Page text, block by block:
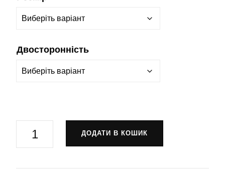
Двосторонність
штандарт
ша
ДОДАТИ В КОШИК